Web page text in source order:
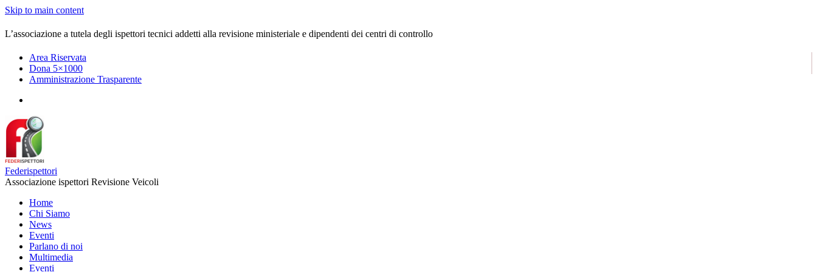
Skip to main content
L’associazione a tutela degli ispettori tecnici addetti alla revisione ministeriale e dipendenti dei centri di controllo
Area Riservata
Dona 5×1000
Amministrazione Trasparente
Federispettori
Associazione ispettori Revisione Veicoli
Home
Chi Siamo
News
Eventi
Parlano di noi
Multimedia
Eventi